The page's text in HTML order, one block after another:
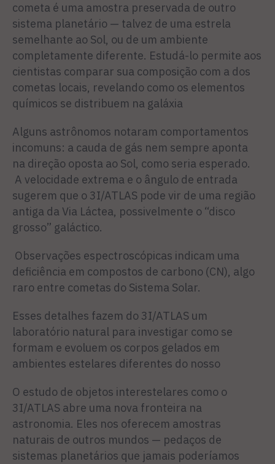
cometa é uma amostra preservada de outro
sistema planetário — talvez de uma estrela
semelhante ao Sol, ou de um ambiente
completamente diferente. Estudá-lo permite aos
cientistas comparar sua composição com a dos
cometas locais, revelando como os elementos
químicos se distribuem na galáxia
Alguns astrônomos notaram comportamentos
incomuns: a cauda de gás nem sempre aponta
na direção oposta ao Sol, como seria esperado.
A velocidade extrema e o ângulo de entrada
sugerem que o 3I/ATLAS pode vir de uma região
antiga da Via Láctea, possivelmente o “disco
grosso” galáctico.
Observações espectroscópicas indicam uma
deficiência em compostos de carbono (CN), algo
raro entre cometas do Sistema Solar.
Esses detalhes fazem do 3I/ATLAS um
laboratório natural para investigar como se
formam e evoluem os corpos gelados em
ambientes estelares diferentes do nosso
O estudo de objetos interestelares como o
3I/ATLAS abre uma nova fronteira na
astronomia. Eles nos oferecem amostras
naturais de outros mundos — pedaços de
sistemas planetários que jamais poderíamos